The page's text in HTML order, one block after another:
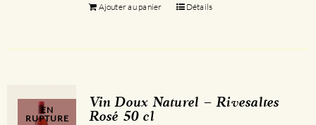
Ajouter au panier Détails
EN
RUPTURE
Vin Doux Naturel – Rivesaltes
Rosé 50 cl